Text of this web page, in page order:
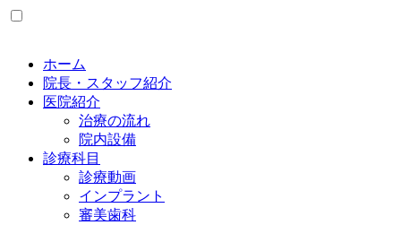
ホーム
院長・スタッフ紹介
医院紹介
治療の流れ
院内設備
診療科目
診療動画
インプラント
審美歯科